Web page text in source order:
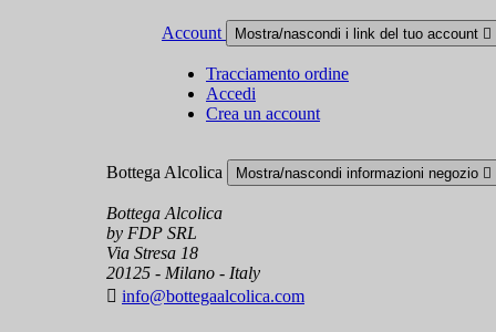
Account Mostra/nascondi i link del tuo account 
Tracciamento ordine
Accedi
Crea un account
Bottega Alcolica Mostra/nascondi informazioni negozio 
Bottega Alcolica
by FDP SRL
Via Stresa 18
20125 - Milano - Italy
 info@bottegaalcolica.com